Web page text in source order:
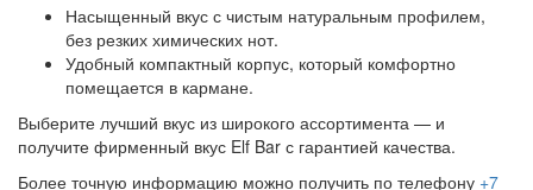
Насыщенный вкус с чистым натуральным профилем,
без резких химических нот.
Удобный компактный корпус, который комфортно
помещается в кармане.
Выберите лучший вкус из широкого ассортимента — и
получите фирменный вкус Elf Bar с гарантией качества.
Более точную информацию можно получить по телефону +7